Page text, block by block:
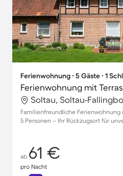
Ferienwohnung ∙ 5 Gäste ∙ 1
Ferienwohnung mit
Soltau, Soltau-
Familienfreundliche
5 Personen – Ihr Rückzugsort für
ab 61 €
pro Nacht